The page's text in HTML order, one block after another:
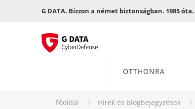
G DATA. Bízzon a német biztonságban. 1985 óta.
OTTHONRA
Főoldal Hírek és blogbejegyzések